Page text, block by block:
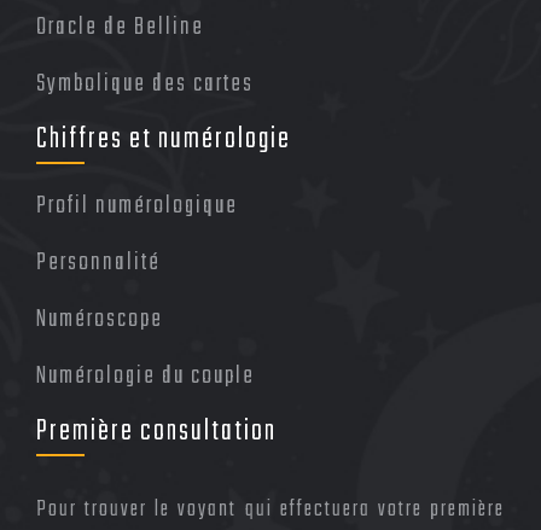
Oracle de Belline
Symbolique des cartes
Chiffres et numérologie
Profil numérologique
Personnalité
Numéroscope
Numérologie du couple
Première consultation
Pour trouver le voyant qui effectuera votre première